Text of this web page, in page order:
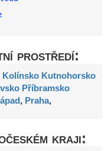
prostředí:
Kolínsko Kutnohorsko
Příbramsko
, Praha,
kraji: